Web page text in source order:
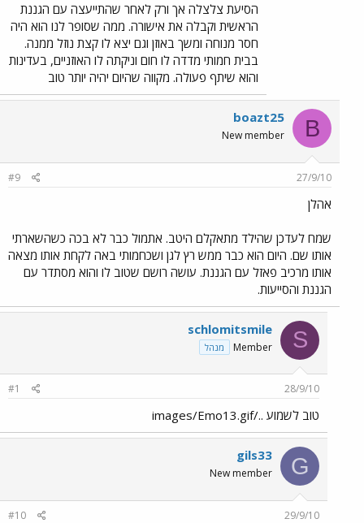
הסיעת צלצלה אך ורק לאחר שהתייעצה עם הגננת
הראשית וקבלה את אישורה. ממה שסופר לנו הוא היה
חסר מנוחה ומשך באוזן וגם יצא לו קצת נוזל ממנה.
בבית חמותי מדדה לו חום וניקתה לו האוזניים, בעדינות
והוא שיתף פעולה. מקווה שהיום יהיה יותר טוב
B
boazt25
New member
27/9/10
#9
אהלן
שמח לעדכן שהילד מתאקלם היטב. אתמול כבר לא בכה כשהשארתי
אותו שם. היום הוא כבר ממש רץ לגן ושכחמותי באה לקחת אותו מצאה
אותו מרכיב פאזל עם הגננת. עושה רושם שטוב לו והוא מסתדר עם
הגננת והסייעות.
S
schlomitsmile
Member מנהל
28/9/10
#1
טוב לשמוע ../images/Emo13.gif
G
gils33
New member
29/9/10
#10